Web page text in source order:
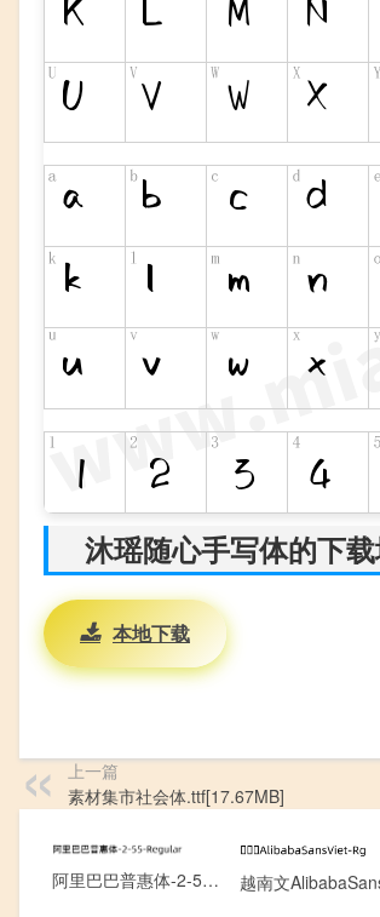
沐瑶随心手写体的下
本地下载
上一篇
素材集市社会体.ttf[17.67MB]
阿里巴巴普惠体-2-55-Regular.ttf[8.06MB]